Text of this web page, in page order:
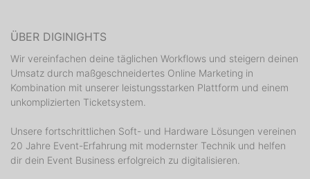
ÜBER DIGINIGHTS
Wir vereinfachen deine täglichen Workflows und steigern deinen
Umsatz durch maßgeschneidertes Online Marketing in
Kombination mit unserer leistungsstarken Plattform und einem
unkomplizierten Ticketsystem.
Unsere fortschrittlichen Soft- und Hardware Lösungen vereinen
20 Jahre Event-Erfahrung mit modernster Technik und helfen
dir dein Event Business erfolgreich zu digitalisieren.